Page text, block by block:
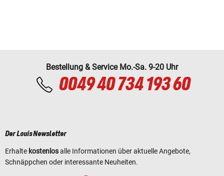
Bestellung & Service Mo.-Sa. 9-20 Uhr
0049 40 734 193 60
Der Louis Newsletter
Erhalte kostenlosalle Informationen über aktuelle Angebote,
Schnäppchen oder interessante Neuheiten.